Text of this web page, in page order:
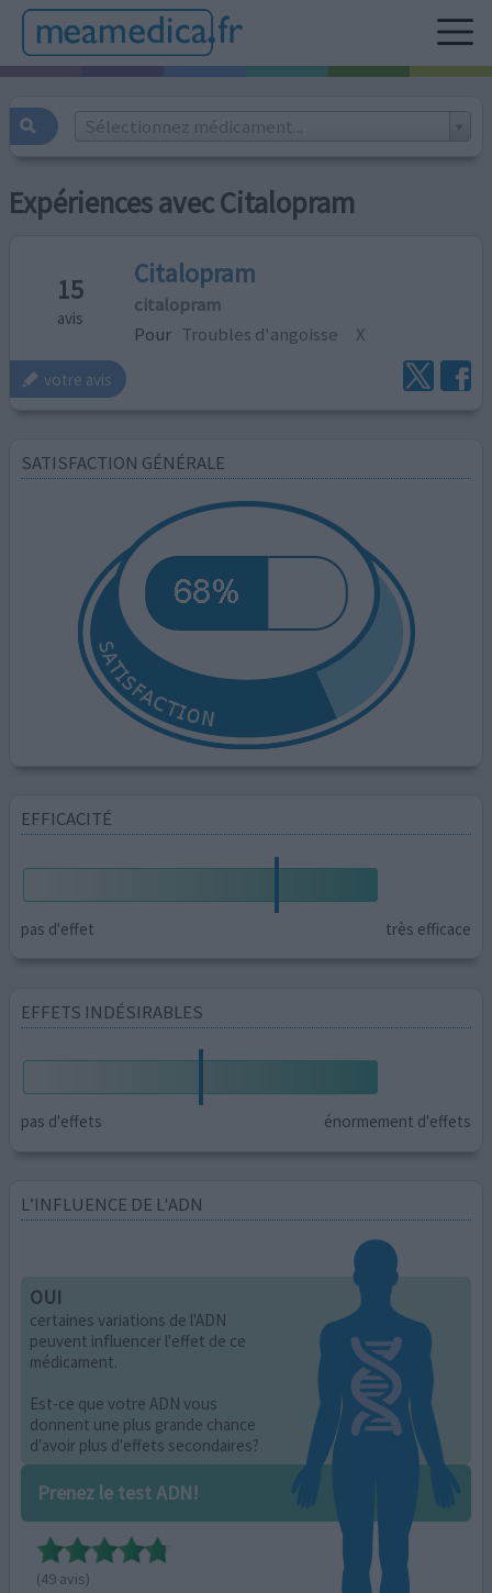
Sélectionnez médicament...
Expériences avec Citalopram
15
avis
Citalopram
citalopram
Pour Troubles d'angoisse X
votre avis
SATISFACTION GÉNÉRALE
EFFICACITÉ
pas d'effet très efficace
EFFETS INDÉSIRABLES
pas d'effets énormement d'effets
L’INFLUENCE DE L'ADN
OUI
certaines variations de l'ADN
peuvent influencer l'effet de ce
médicament.
Est-ce que votre ADN vous
donnent une plus grande chance
d'avoir plus d'effets secondaires?
Prenez le test ADN!
(49 avis)